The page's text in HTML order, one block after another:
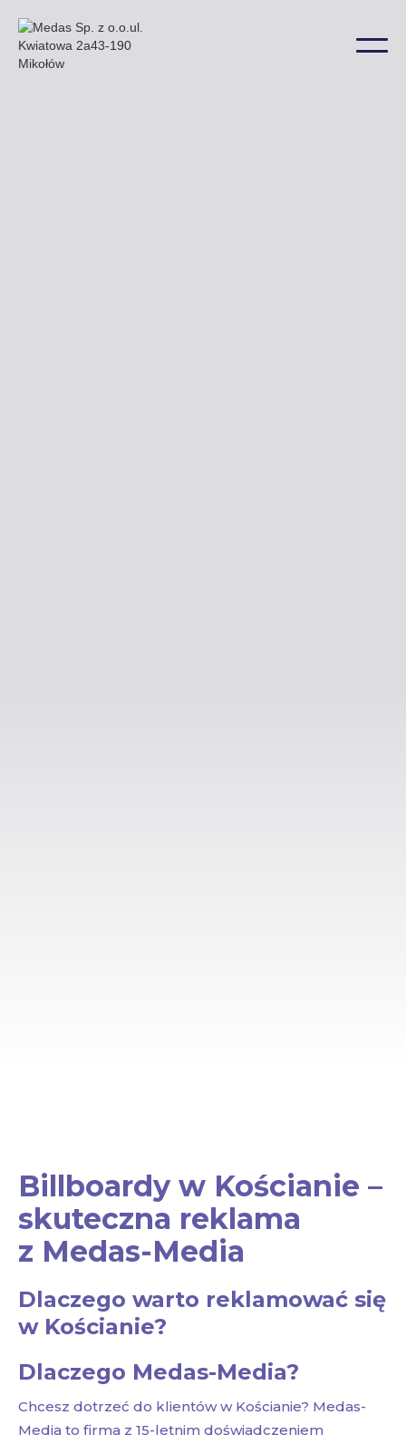
Billboardy w Kościanie –
skuteczna reklama
z Medas-Media
Dlaczego warto reklamować się
w Kościanie?
Dlaczego Medas-Media?
Chcesz dotrzeć do klientów w Kościanie? Medas-
Media to firma z 15-letnim doświadczeniem